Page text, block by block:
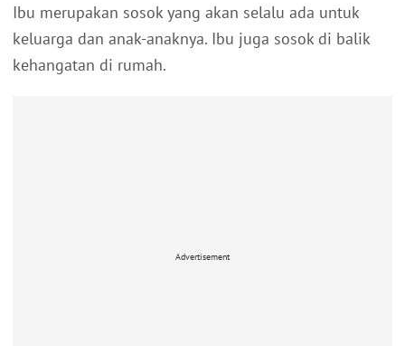
Ibu merupakan sosok yang akan selalu ada untuk
keluarga dan anak-anaknya. Ibu juga sosok di balik
kehangatan di rumah.
Advertisement